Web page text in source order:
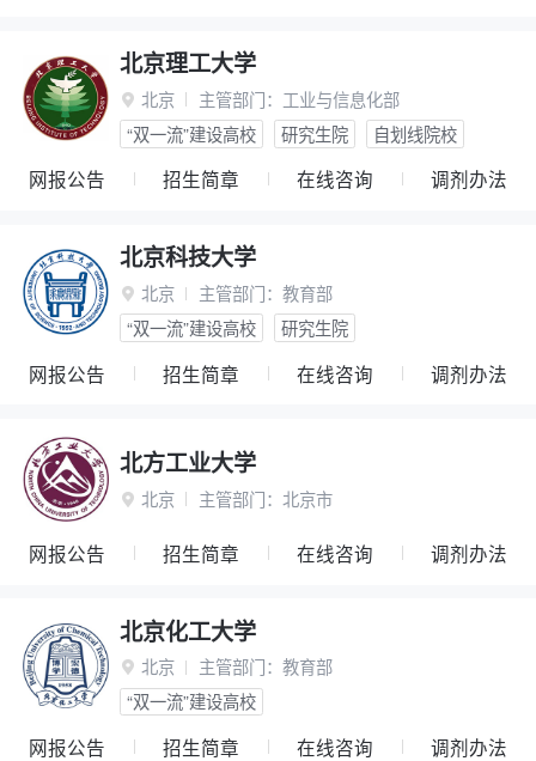
北京理工大学
 北京 主管部门： 工业与信息化部
“双一流”建设高校
研究生院 自划线院校
网报公告 招生简章 在线咨询 调剂办法
北京科技大学
 北京 主管部门： 教育部
“双一流”建设高校
研究生院
网报公告 招生简章 在线咨询 调剂办法
北方工业大学
 北京 主管部门： 北京市
网报公告 招生简章 在线咨询 调剂办法
北京化工大学
 北京 主管部门： 教育部
“双一流”建设高校
网报公告 招生简章 在线咨询 调剂办法